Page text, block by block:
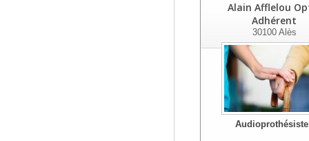
Alain Afflelou
Adhérent
30100Alès